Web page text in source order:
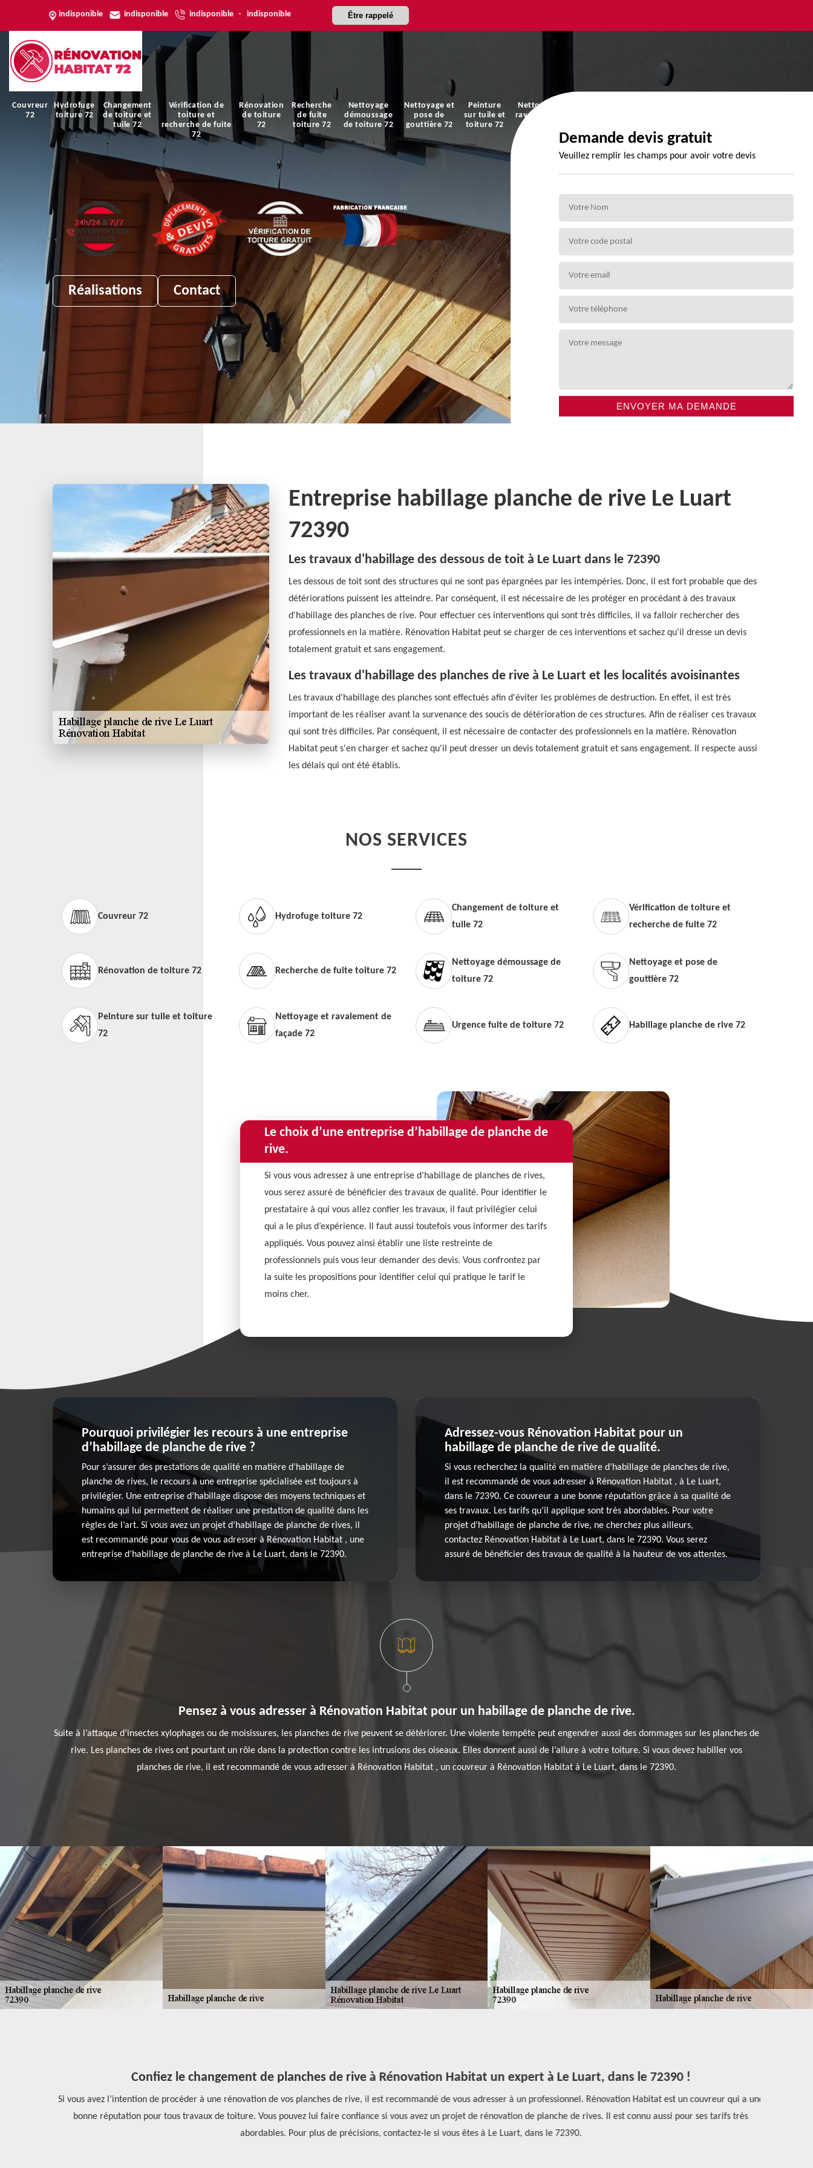
indisponible indisponible indisponible - indisponible Être rappelé
Couvreur
72
Hydrofuge
toiture 72
Changement
de toiture et
tuile 72
Vérification de
toiture et
recherche de fuite
72
Rénovation
de toiture
72
Recherche
de fuite
toiture 72
Nettoyage
démoussage
de toiture 72
Nettoyage et
pose de
gouttière 72
Peinture
sur tuile et
toiture 72
Nettoyage et
ravalement de
Réalisations Contact
Demande devis gratuit
Veuillez remplir les champs pour avoir votre devis
Entreprise habillage planche de rive Le Luart
72390
Les travaux d'habillage des dessous de toit à Le Luart dans le 72390
Les dessous de toit sont des structures qui ne sont pas épargnées par les intempéries. Donc, il est fort probable que des
détériorations puissent les atteindre. Par conséquent, il est nécessaire de les protéger en procédant à des travaux
d'habillage des planches de rive. Pour effectuer ces interventions qui sont très difficiles, il va falloir rechercher des
professionnels en la matière. Rénovation Habitat peut se charger de ces interventions et sachez qu'il dresse un devis
totalement gratuit et sans engagement.
Les travaux d'habillage des planches de rive à Le Luart et les localités avoisinantes
Les travaux d'habillage des planches sont effectués afin d'éviter les problèmes de destruction. En effet, il est très
important de les réaliser avant la survenance des soucis de détérioration de ces structures. Afin de réaliser ces travaux
qui sont très difficiles. Par conséquent, il est nécessaire de contacter des professionnels en la matière. Rénovation
Habitat peut s'en charger et sachez qu'il peut dresser un devis totalement gratuit et sans engagement. Il respecte aussi
les délais qui ont été établis.
NOS SERVICES
Couvreur 72 Hydrofuge toiture 72
Changement de toiture et
tuile 72
Vérification de toiture et
recherche de fuite 72
Rénovation de toiture 72 Recherche de fuite toiture 72
Nettoyage démoussage de
toiture 72
Nettoyage et pose de
gouttière 72
Peinture sur tuile et toiture
72
Nettoyage et ravalement de
façade 72
Urgence fuite de toiture 72 Habillage planche de rive 72
Le choix d’une entreprise d’habillage de planche de
rive.
Si vous vous adressez à une entreprise d’habillage de planches de rives,
vous serez assuré de bénéficier des travaux de qualité. Pour identifier le
prestataire à qui vous allez confier les travaux, il faut privilégier celui
qui a le plus d’expérience. Il faut aussi toutefois vous informer des tarifs
appliqués. Vous pouvez ainsi établir une liste restreinte de
professionnels puis vous leur demander des devis. Vous confrontez par
la suite les propositions pour identifier celui qui pratique le tarif le
moins cher.
Pourquoi privilégier les recours à une entreprise
d’habillage de planche de rive ?
Pour s’assurer des prestations de qualité en matière d’habillage de
planche de rives, le recours à une entreprise spécialisée est toujours à
privilégier. Une entreprise d’habillage dispose des moyens techniques et
humains qui lui permettent de réaliser une prestation de qualité dans les
règles de l’art. Si vous avez un projet d’habillage de planche de rives, il
est recommandé pour vous de vous adresser à Rénovation Habitat , une
entreprise d’habillage de planche de rive à Le Luart, dans le 72390.
Adressez-vous Rénovation Habitat pour un
habillage de planche de rive de qualité.
Si vous recherchez la qualité en matière d’habillage de planches de rive,
il est recommandé de vous adresser à Rénovation Habitat , à Le Luart,
dans le 72390. Ce couvreur a une bonne réputation grâce à sa qualité de
ses travaux. Les tarifs qu’il applique sont très abordables. Pour votre
projet d’habillage de planche de rive, ne cherchez plus ailleurs,
contactez Rénovation Habitat à Le Luart, dans le 72390. Vous serez
assuré de bénéficier des travaux de qualité à la hauteur de vos attentes.
Pensez à vous adresser à Rénovation Habitat pour un habillage de planche de rive.
Suite à l’attaque d’insectes xylophages ou de moisissures, les planches de rive peuvent se détériorer. Une violente tempête peut engendrer aussi des dommages sur les planches de
rive. Les planches de rives ont pourtant un rôle dans la protection contre les intrusions des oiseaux. Elles donnent aussi de l’allure à votre toiture. Si vous devez habiller vos
planches de rive, il est recommandé de vous adresser à Rénovation Habitat , un couvreur à Rénovation Habitat à Le Luart, dans le 72390.
Confiez le changement de planches de rive à Rénovation Habitat un expert à Le Luart, dans le 72390 !
Si vous avez l’intention de procéder à une rénovation de vos planches de rive, il est recommandé de vous adresser à un professionnel. Rénovation Habitat est un couvreur qui a une
bonne réputation pour tous travaux de toiture. Vous pouvez lui faire confiance si vous avez un projet de rénovation de planche de rives. Il est connu aussi pour ses tarifs très
abordables. Pour plus de précisions, contactez-le si vous êtes à Le Luart, dans le 72390.